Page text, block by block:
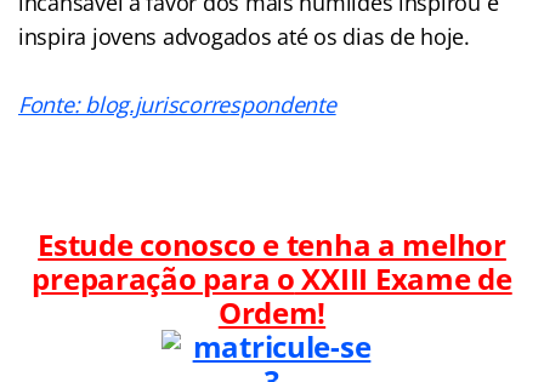
inspira jovens advogados até os dias de hoje.
Fonte: blog.juriscorrespondente
Estude conosco e tenha a melhor
preparação para oXXIII Exame de
Ordem!